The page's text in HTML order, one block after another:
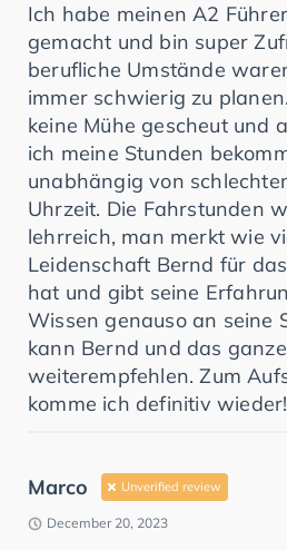
Ich habe meinen A2
gemacht und bin super
berufliche Umstände
immer schwierig zu
keine Mühe gescheut und
ich meine Stunden
unabhängig von
Uhrzeit. Die Fahrstunden
lehrreich, man merkt wie
Leidenschaft Bernd für
hat und gibt seine
Wissen genauso an seine
kann Bernd und das
weiterempfehlen. Zum
komme ich definitiv wieder!
Marco Unverified review
December 20, 2023